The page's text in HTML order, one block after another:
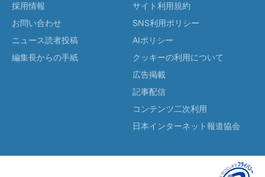
採用情報
お問い合わせ
ニュース読者投稿
編集長からの手紙
サイト利用規約
SNS利用ポリシー
AIポリシー
クッキーの利用について
広告掲載
記事配信
コンテンツ二次利用
日本インターネット報道協会